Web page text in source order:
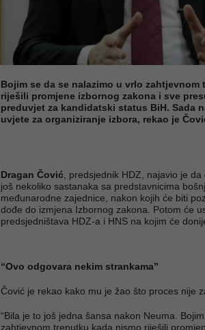
Bojim se da se nalazimo u vrlo zahtjevnom
riješili promjene izbornog zakona i sve
preduvjet za kandidatski status BiH. Sada
uvjete za organiziranje izbora, rekao je
Dragan Čović , predsjednik HDZ, najavio je
još nekoliko sastanaka sa predstavnicima
međunarodne zajednice, nakon kojih će biti
dođe do izmjena Izbornog zakona. Potom će
predsjedništava HDZ-a i HNS na kojim će
“Ovo odgovara nekim strankama”
Čović je rekao kako mu je žao što proces nije
“Bila je to još jedna šansa nakon Neuma.
zahtjevnom trenutku kada nismo riješili